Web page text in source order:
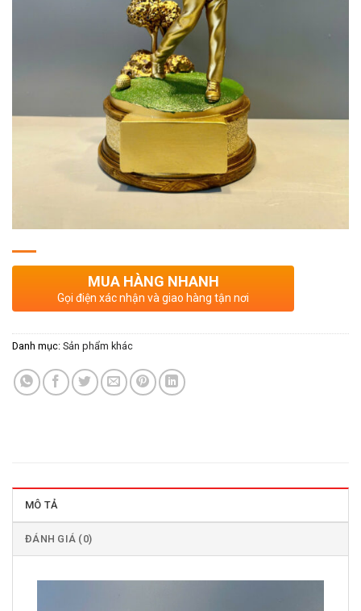
MUA HÀNG NHANH
Gọi điện xác nhận và giao hàng tận nơi
Danh mục: Sản phẩm khác
MÔ TẢ
ĐÁNH GIÁ (0)